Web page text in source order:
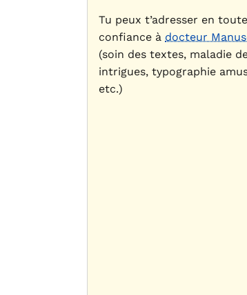
Tu peux t’adresser en toute
confiance à docteur
(soin des textes, maladie
intrigues, typographie
etc.)